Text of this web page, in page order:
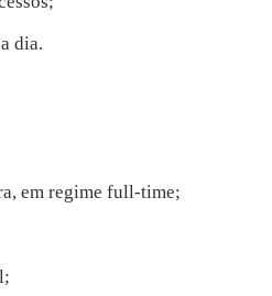
dia.
em regime full-time;